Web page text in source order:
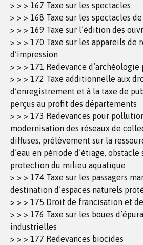
> > > 167 Taxe sur les spectacles
> > > 168 Taxe sur les spectacles
> > > 169 Taxe sur l’édition des
> > > 170 Taxe sur les appareils de
d’impression
> > > 171 Redevance
> > > 172 Taxe additionnelle aux
d’enregistrement et à la taxe de
perçus au profit des départements
> > > 173 Redevances pour
modernisation des réseaux de
diffuses, prélèvement sur la
d’eau en période d’étiage, obstacle
protection du milieu aquatique
> > > 174 Taxe sur les passagers
destination d’espaces naturels
> > > 175 Droit de francisation et
> > > 176 Taxe sur les boues
industrielles
> > > 177 Redevances biocides